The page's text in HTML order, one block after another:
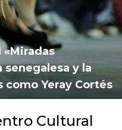
senegalesa y la
Yeray Cortés
Cultural